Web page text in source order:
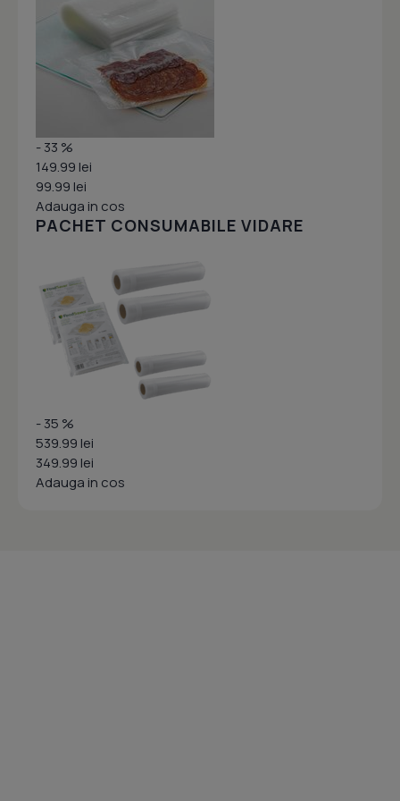
- 33 %
149.99 lei
99.99 lei
Adauga in cos
PACHET CONSUMABILE VIDARE
- 35 %
539.99 lei
349.99 lei
Adauga in cos